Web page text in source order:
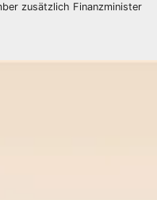
zusätzlich Finanzminister